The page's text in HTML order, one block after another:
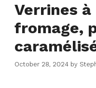
Verrines
fromage,
October 28, 2024 by